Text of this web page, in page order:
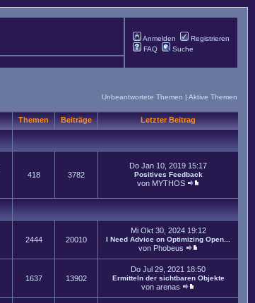
Anmelden
Registrieren
FAQ
Suche
Unbeantwortete Themen | Aktive Themen
Themen Beiträge Letzter Beitrag
418 3782
Do Jan 10, 2019 15:17
Positives Feedback
von MYTHOS
2444 20010
Mi Okt 30, 2024 19:12
I Need Advice on Optimizing Open...
von Phobeus
1637 13902
Do Jul 29, 2021 18:50
Ermitteln der sichtbaren Objekte
von arenas